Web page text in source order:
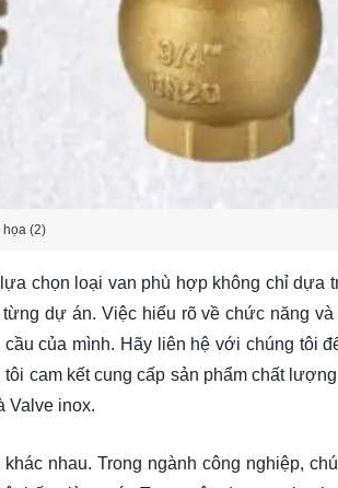
họa (2)
chọn loại van phù hợp không chỉ dựa
dự án. Việc hiểu rõ về chức năng
của mình. Hãy liên hệ với chúng tôi
cam kết cung cấp sản phẩm chất
Valve inox.
nhau. Trong ngành công nghiệp,